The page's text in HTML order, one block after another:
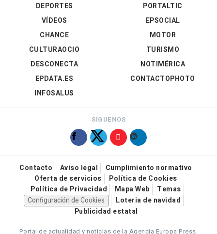
DEPORTES
VÍDEOS
PORTALTIC
EPSOCIAL
CHANCE
CULTURAOCIO
DESCONECTA
EPDATA.ES
INFOSALUS
MOTOR
TURISMO
NOTIMÉRICA
CONTACTOPHOTO
SÍGUENOS
Contacto Aviso legal
Cumplimiento normativo
Oferta de servicios
Política de Cookies
Política de Privacidad
Mapa Web
Temas
Configuración de Cookies
Loteria de navidad
Publicidad estatal
Portal de actualidad y noticias de la Agencia Europa Press.